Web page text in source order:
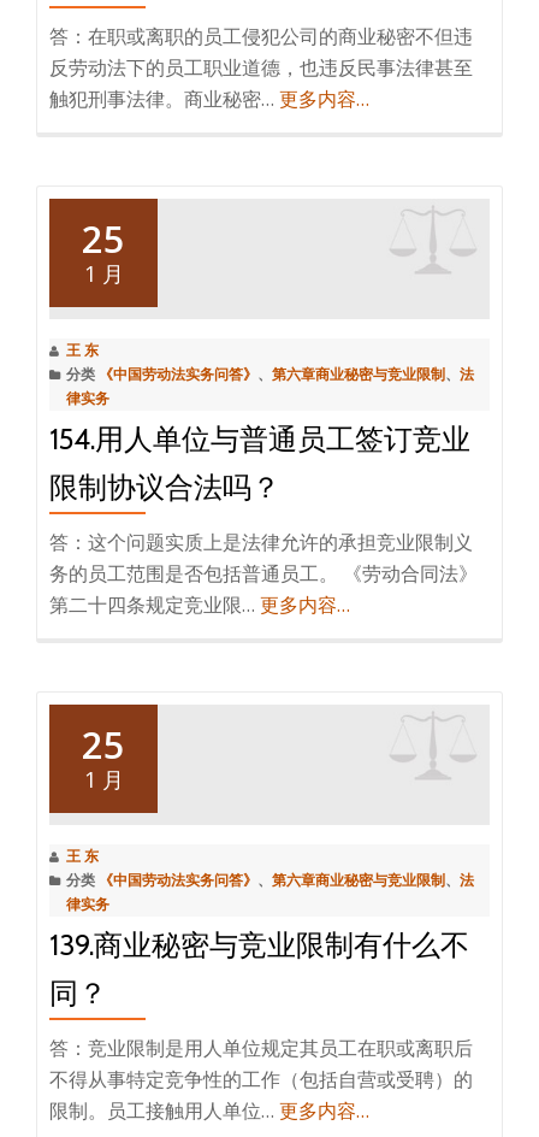
答：在职或离职的员工侵犯公司的商业秘密不但违
反劳动法下的员工职业道德，也违反民事法律甚至
触犯刑事法律。商业秘密… 更多内容…
25
1 月
王 东
分类 《中国劳动法实务问答》 、 第六章商业秘密与竞业限制、 法
律实务
154.用人单位与普通员工签订竞业
限制协议合法吗？
答：这个问题实质上是法律允许的承担竞业限制义
务的员工范围是否包括普通员工。 《劳动合同法》
第二十四条规定竞业限… 更多内容…
25
1 月
王 东
分类 《中国劳动法实务问答》 、 第六章商业秘密与竞业限制、 法
律实务
139.商业秘密与竞业限制有什么不
同？
答：竞业限制是用人单位规定其员工在职或离职后
不得从事特定竞争性的工作（包括自营或受聘）的
限制。员工接触用人单位… 更多内容…